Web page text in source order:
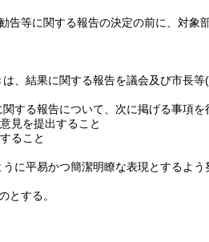
等に関する報告の決定の前に、対象
、結果に関する報告を議会及び市長等(
する報告について、次に掲げる事項を
見を提出すること
ること
に平易かつ簡潔明瞭な表現とするよう
とする。